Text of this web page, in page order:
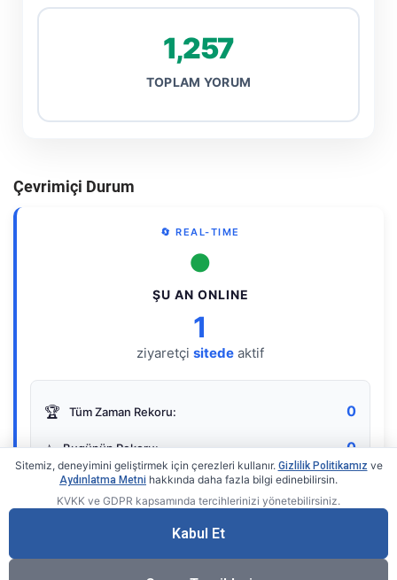
1,257
TOPLAM YORUM
Çevrimiçi Durum
🔄 REAL-TIME
●
ŞU AN ONLINE
1
ziyaretçi sitede aktif
🏆 Tüm Zaman Rekoru: 0
⭐ Bugünün Rekoru: 0
Live Online Counter• by KerimUsta
Gerçek zamanlı sayaç
Sitemiz, deneyimini geliştirmek için çerezleri kullanır. Gizlilik Politikamız ve
Aydınlatma Metni hakkında daha fazla bilgi edinebilirsin.
KVKK ve GDPR kapsamında tercihlerinizi yönetebilirsiniz.
Kabul Et